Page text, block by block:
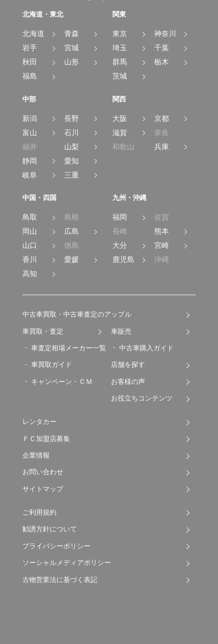
北海道・東北
北海道
青森
岩手
宮城
秋田
山形
福島
関東
東京
神奈川
埼玉
千葉
群馬
栃木
茨城
中部
新潟
長野
富山
石川
福井
山梨
静岡
愛知
岐阜
三重
関西
大阪
京都
滋賀
奈良
和歌山
兵庫
中国・四国
鳥取
島根
岡山
広島
山口
徳島
香川
愛媛
高知
九州・沖縄
福岡
佐賀
長崎
熊本
大分
宮崎
鹿児島
沖縄
中古車買取・中古車査定のアップル
車買取・査定
車査定相場メーカー一覧
車買取ガイド
キャンペーン・ＣＭ
車販売
中古車購入ガイド
店舗を探す
お客様の声
お役立ちコンテンツ
レンタカー
ＦＣ加盟店募集
企業情報
お問い合わせ
サイトマップ
ご利用規約
勧誘方針について
プライバシーポリシー
ソーシャルメディアポリシー
古物営業法に基づく表記